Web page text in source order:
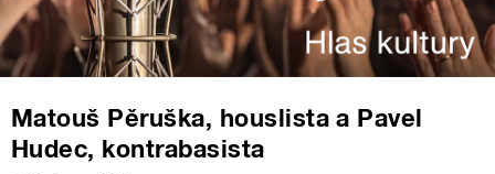
Matouš Pěruška, houslista a Pavel
Hudec, kontrabasista